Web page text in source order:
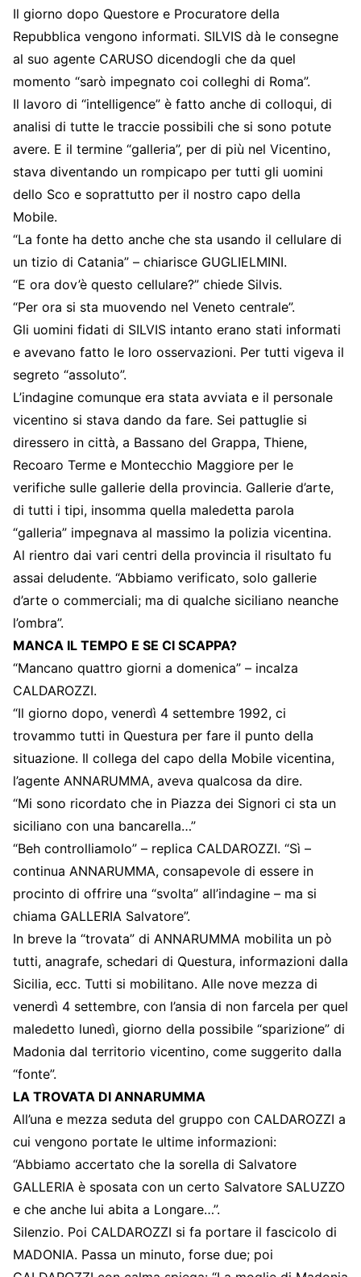
Il giorno dopo Questore e Procuratore della
Repubblica vengono informati. SILVIS dà le consegne
al suo agente CARUSO dicendogli che da quel
momento “sarò impegnato coi colleghi di Roma”.
Il lavoro di “intelligence” è fatto anche di colloqui, di
analisi di tutte le traccie possibili che si sono potute
avere. E il termine “galleria”, per di più nel Vicentino,
stava diventando un rompicapo per tutti gli uomini
dello Sco e soprattutto per il nostro capo della
Mobile.
“La fonte ha detto anche che sta usando il cellulare di
un tizio di Catania” – chiarisce GUGLIELMINI.
“E ora dov’è questo cellulare?” chiede Silvis.
“Per ora si sta muovendo nel Veneto centrale”.
Gli uomini fidati di SILVIS intanto erano stati informati
e avevano fatto le loro osservazioni. Per tutti vigeva il
segreto “assoluto”.
L’indagine comunque era stata avviata e il personale
vicentino si stava dando da fare. Sei pattuglie si
diressero in città, a Bassano del Grappa, Thiene,
Recoaro Terme e Montecchio Maggiore per le
verifiche sulle gallerie della provincia. Gallerie d’arte,
di tutti i tipi, insomma quella maledetta parola
“galleria” impegnava al massimo la polizia vicentina.
Al rientro dai vari centri della provincia il risultato fu
assai deludente. “Abbiamo verificato, solo gallerie
d’arte o commerciali; ma di qualche siciliano neanche
l’ombra”.
MANCA IL TEMPO E SE CI SCAPPA?
“Mancano quattro giorni a domenica” – incalza
CALDAROZZI.
“Il giorno dopo, venerdì 4 settembre 1992, ci
trovammo tutti in Questura per fare il punto della
situazione. Il collega del capo della Mobile vicentina,
l’agente ANNARUMMA, aveva qualcosa da dire.
“Mi sono ricordato che in Piazza dei Signori ci sta un
siciliano con una bancarella…”
“Beh controlliamolo” – replica CALDAROZZI. “Sì –
continua ANNARUMMA, consapevole di essere in
procinto di offrire una “svolta” all’indagine – ma si
chiama GALLERIA Salvatore”.
In breve la “trovata” di ANNARUMMA mobilita un pò
tutti, anagrafe, schedari di Questura, informazioni dalla
Sicilia, ecc. Tutti si mobilitano. Alle nove mezza di
venerdì 4 settembre, con l’ansia di non farcela per quel
maledetto lunedì, giorno della possibile “sparizione” di
Madonia dal territorio vicentino, come suggerito dalla
“fonte”.
LA TROVATA DI ANNARUMMA
All’una e mezza seduta del gruppo con CALDAROZZI a
cui vengono portate le ultime informazioni:
“Abbiamo accertato che la sorella di Salvatore
GALLERIA è sposata con un certo Salvatore SALUZZO
e che anche lui abita a Longare…”.
Silenzio. Poi CALDAROZZI si fa portare il fascicolo di
MADONIA. Passa un minuto, forse due; poi